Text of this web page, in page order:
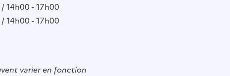
14h00 - 17h00
14h00 - 17h00
varier en fonction